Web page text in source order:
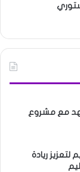
مع مشروع
ريادة